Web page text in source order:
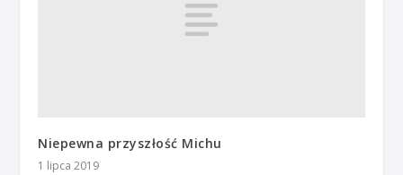
Niepewna przyszłość Michu
1 lipca 2019